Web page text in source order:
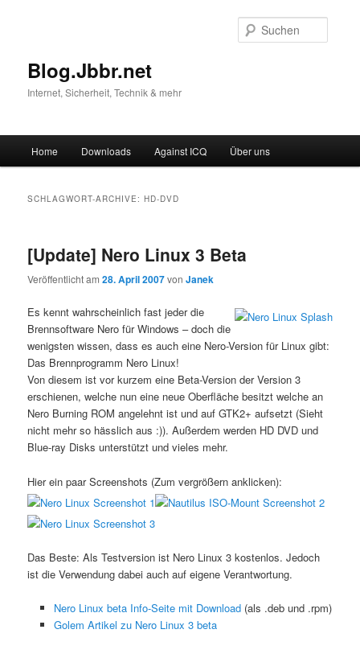
Blog.Jbbr.net
Internet, Sicherheit, Technik & mehr
Zum
Zum
wechseln
Home Downloads Against ICQ Über uns
SCHLAGWORT-ARCHIVE:HD-DVD
[Update] Nero Linux 3 Beta
Veröffentlicht am28. April 2007vonJanek
Es kennt wahrscheinlich fast jeder die
Brennsoftware Nero für Windows – doch die
wenigsten wissen, dass es auch eine Nero-Version für Linux gibt:
Das Brennprogramm Nero Linux!
Von diesem ist vor kurzem eine Beta-Version der Version 3
erschienen, welche nun eine neue Oberfläche besitzt welche an
Nero Burning ROM angelehnt ist und auf GTK2+ aufsetzt (Sieht
nicht mehr so hässlich aus :)). Außerdem werden HD DVD und
Blue-ray Disks unterstützt und vieles mehr.
Hier ein paar Screenshots (Zum vergrößern anklicken):
Das Beste: Als Testversion ist Nero Linux 3 kostenlos. Jedoch
ist die Verwendung dabei auch auf eigene Verantwortung.
Nero Linux beta Info-Seite mit Download(als .deb und .rpm)
Golem Artikel zu Nero Linux 3 beta